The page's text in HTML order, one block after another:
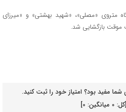
متروی «مصلی»، «شهید بهشتی» و «میرزای
موقت بازگشایی شد.
شما مفید بود؟ امتیاز خود را ثبت کنید.
0میانگین: 0
]